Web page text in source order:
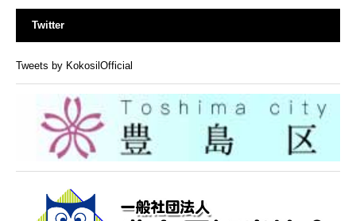
Twitter
Tweets by KokosilOfficial